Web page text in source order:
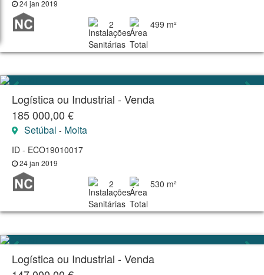
24 jan 2019
2 499 m²
Logística ou Industrial - Venda
185 000,00 €
Setúbal - Moita
ID - ECO19010017
24 jan 2019
2 530 m²
Logística ou Industrial - Venda